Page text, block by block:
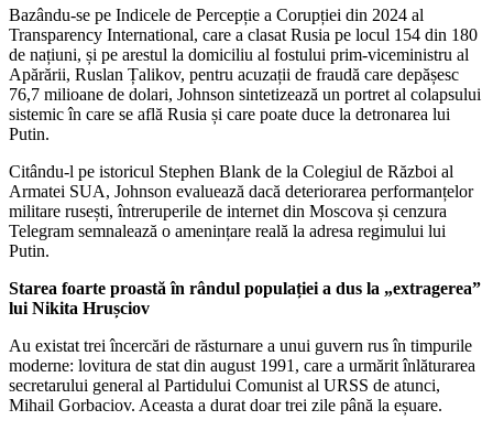
Bazându-se pe Indicele de Percepție a Corupției din 2024 al
Transparency International, care a clasat Rusia pe locul 154 din 180
de națiuni, și pe arestul la domiciliu al fostului prim-viceministru al
Apărării, Ruslan Țalikov, pentru acuzații de fraudă care depășesc
76,7 milioane de dolari, Johnson sintetizează un portret al colapsului
sistemic în care se află Rusia și care poate duce la detronarea lui
Putin.
Citându-l pe istoricul Stephen Blank de la Colegiul de Război al
Armatei SUA, Johnson evaluează dacă deteriorarea performanțelor
militare rusești, întreruperile de internet din Moscova și cenzura
Telegram semnalează o amenințare reală la adresa regimului lui
Putin.
Starea foarte proastă în rândul populației a dus la „extragerea”
lui Nikita Hrușciov
Au existat trei încercări de răsturnare a unui guvern rus în timpurile
moderne: lovitura de stat din august 1991, care a urmărit înlăturarea
secretarului general al Partidului Comunist al URSS de atunci,
Mihail Gorbaciov. Aceasta a durat doar trei zile până la eșuare.